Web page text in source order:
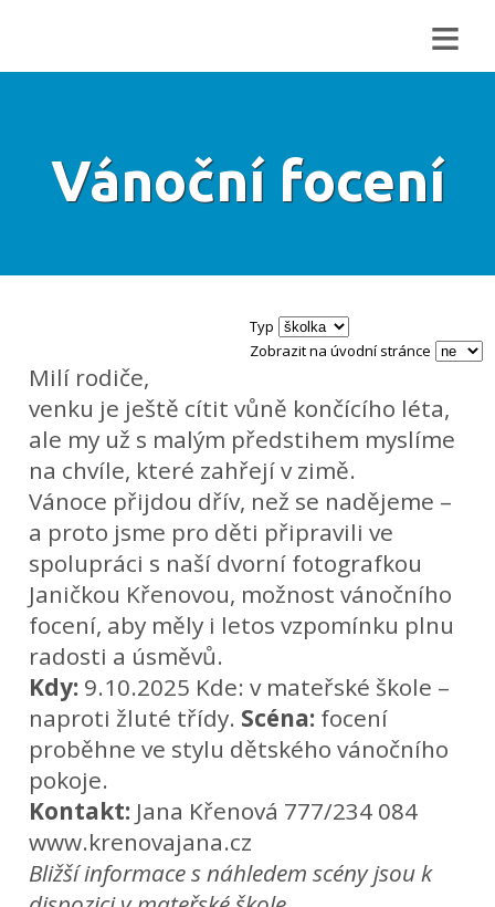
≡
Vánoční focení
Typ
Zobrazit na úvodní stránce
Milí rodiče,
venku je ještě cítit vůně končícího léta,
ale my už s malým předstihem myslíme
na chvíle, které zahřejí v zimě.
Vánoce přijdou dřív, než se nadějeme –
a proto jsme pro děti připravili ve
spolupráci s naší dvorní fotografkou
Janičkou Křenovou, možnost vánočního
focení, aby měly i letos vzpomínku plnu
radosti a úsměvů.
Kdy: 9.10.2025 Kde: v mateřské škole –
naproti žluté třídy. Scéna: focení
proběhne ve stylu dětského vánočního
pokoje.
Kontakt: Jana Křenová 777/234 084
www.krenovajana.cz
Bližší informace s náhledem scény jsou k